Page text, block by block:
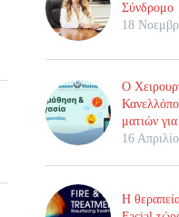
Σύνδρομο
18
Ο
ματιών
16
Η